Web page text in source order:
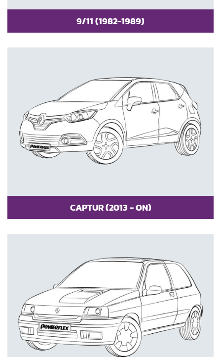
9/11 (1982-1989)
CAPTUR (2013 - ON)